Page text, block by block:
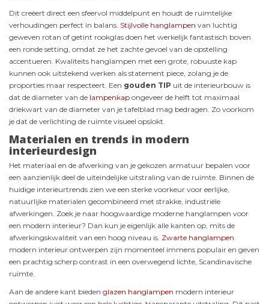
Dit creëert direct een sfeervol middelpunt en houdt de ruimtelijke
verhoudingen perfect in balans. Stijlvolle hanglampen van luchtig
geweven rotan of getint rookglas doen het werkelijk fantastisch boven
een ronde setting, omdat ze het zachte gevoel van de opstelling
accentueren. Kwaliteits hanglampen met een grote, robuuste kap
kunnen ook uitstekend werken als statement piece, zolang je de
proporties maar respecteert. Een gouden TIP uit de interieurbouw is
dat de diameter van de lampenkap ongeveer de helft tot maximaal
driekwart van de diameter van je tafelblad mag bedragen. Zo voorkom
je dat de verlichting de ruimte visueel opslokt.
Materialen en trends in modern
interieurdesign
Het materiaal en de afwerking van je gekozen armatuur bepalen voor
een aanzienlijk deel de uiteindelijke uitstraling van de ruimte. Binnen de
huidige interieurtrends zien we een sterke voorkeur voor eerlijke,
natuurlijke materialen gecombineerd met strakke, industriële
afwerkingen. Zoek je naar hoogwaardige moderne hanglampen voor
een modern interieur? Dan kun je eigenlijk alle kanten op, mits de
afwerkingskwaliteit van een hoog niveau is. Zwarte hanglampen
modern interieur ontwerpen zijn momenteel immens populair en geven
een prachtig scherp contrast in een overwegend lichte, Scandinavische
ruimte.
Aan de andere kant bieden glazen hanglampen modern interieur